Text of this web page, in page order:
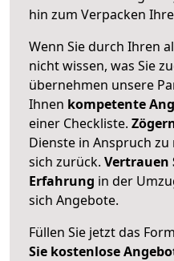
hin zum Verpacken
Wenn Sie durch Ihren
nicht wissen, was Sie
übernehmen unsere
Ihnen kompetente
einer Checkliste.
Dienste in Anspruch
sich zurück. Vertrauen
Erfahrung in der
sich Angebote.
Füllen Sie jetzt das
Sie kostenlose